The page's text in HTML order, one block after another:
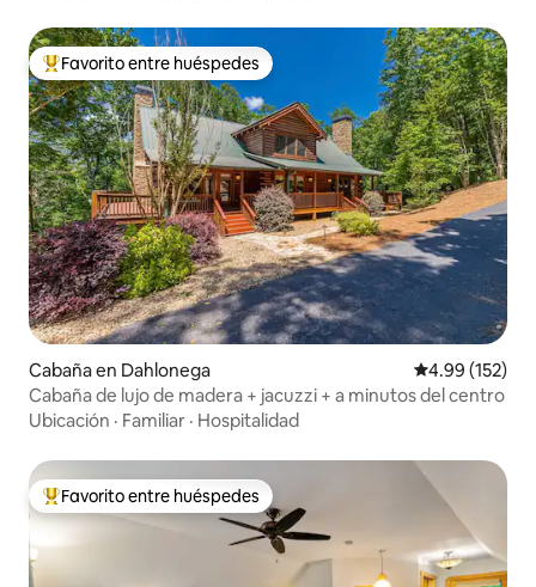
Favorito entre huéspedes preferido
Favorito entre huéspedes
Cabaña en Dahlonega Calificación
4.99 (152)
Cabaña de lujo de madera + jacuzzi + a minutos del centro
Ubicación · Familiar · Hospitalidad
Favorito entre huéspedes preferido
Favorito entre huéspedes